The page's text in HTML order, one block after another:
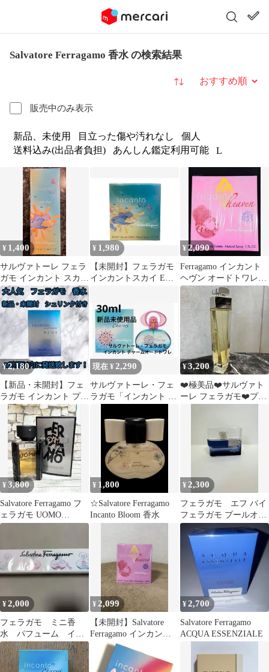
Salvatore Ferragamo 香水 の検索結果
販売中のみ表示
並び替え
新品、未使用 目立った傷や汚れなし
個人
送料込み(出品者負担)
あんしん鑑定利用可能 L
¥ 1,400
サルヴァトーレ フェラ
ガモ インカント スカイ
10ml
¥ 1,980
【未開封】フェラガモ
インカントスカイ EDT
¥ 2,090
Ferragamo インカント
ヘヴン オードトワレ
30ml 新品・未開封
¥2,180
【新品・未開封】フェ
ラガモ インカント プー
ルオム ブルー 100ml
現在 ¥ 2,290
サルヴァトーレ・フェ
ラガモ「インカント チ
レ 新品未使用品
¥3,200
❤️極美品❤️サルヴァト
ーレ フェラガモ❤️プー
¥3,800
Salvatore Ferragamo フ
ェラガモ UOMO
50ml 7425
¥ 1,800
☆Salvatore Ferragamo
Incanto Bloom 香水
¥2,300
フェラガモ エフ バイ
フェラガモ プールオム
フリータイム 30ml
¥2,000
フェラガモ ミニ香
水 パフューム イン
カント コレクション
¥ 2,099
【未開封】Salvatore
Ferragamo インカント
ヘヴン 30ml
¥2,700
Salvatore Ferragamo
ACQUA ESSENZIALE